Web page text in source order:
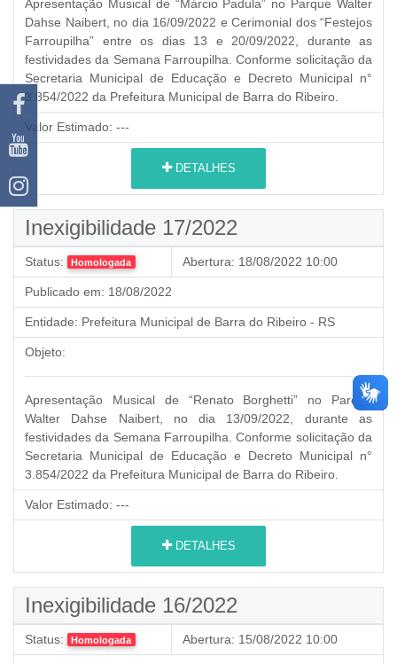
Apresentação Musical de “Márcio Padula” no Parque Walter
Dahse Naibert, no dia 16/09/2022 e Cerimonial dos “Festejos
Farroupilha” entre os dias 13 e 20/09/2022, durante as
festividades da Semana Farroupilha. Conforme solicitação da
Secretaria Municipal de Educação e Decreto Municipal n°
3.854/2022 da Prefeitura Municipal de Barra do Ribeiro.
Valor Estimado: ---
DETALHES
Inexigibilidade 17/2022
Status: Homologada Abertura: 18/08/2022 10:00
Publicado em: 18/08/2022
Entidade: Prefeitura Municipal de Barra do Ribeiro - RS
Objeto:
Apresentação Musical de “Renato Borghetti” no Parque
Walter Dahse Naibert, no dia 13/09/2022, durante as
festividades da Semana Farroupilha. Conforme solicitação da
Secretaria Municipal de Educação e Decreto Municipal n°
3.854/2022 da Prefeitura Municipal de Barra do Ribeiro.
Valor Estimado: ---
DETALHES
Inexigibilidade 16/2022
Status: Homologada Abertura: 15/08/2022 10:00